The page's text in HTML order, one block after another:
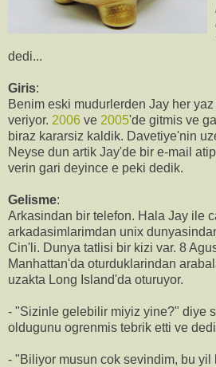
dedi...
Giris:
Benim eski mudurlerden Jay her
veriyor. 2006 ve 2005'de gitmis ve
biraz kararsiz kaldik. Davetiye'nin
Neyse dun artik Jay'de bir e-mail
verin gari deyince e peki dedik.
Gelisme:
Arkasindan bir telefon. Hala Jay ile
arkadasimlarimdan unix
Cin'li. Dunya tatlisi bir kizi var. 8
Manhattan'da oturduklarindan
uzakta Long Island'da oturuyor.
- "Sizinle gelebilir miyiz yine?" diye
oldugunu ogrenmis tebrik etti ve
- "Biliyor musun cok sevindim, bu yil